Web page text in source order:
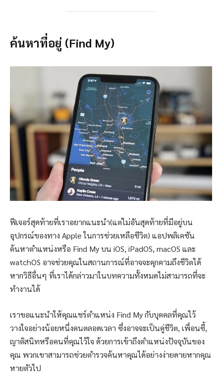
ค้นหาที่อยู่ (Find My)
ฟีเจอร์สุดท้ายที่เราอยากแนะนำ(แต่ไม่อันสุดท้ายที่มีอยู่บน
อุปกรณ์ของทาง Apple ในการช่วยเหลือชีวิต) แอปพลิเคชัน
ค้นหาตำแหน่งหรือ Find My บน iOS, iPadOS, macOS และ
watchOS อาจช่วยคุณในสถานการณ์ที่อาจจะคุกคามถึงชีวิตได้
หากวิธีอื่นๆ ที่เราได้กล่าวมาในบทความทั้งหมดไม่สามารถที่จะ
ทำงานได้
เราขอแนะนำให้คุณแชร์ตำแหน่ง Find My กับบุคคลที่คุณไว้
วางใจอย่างน้อยหนึ่งคนตลอดเวลา ซึ่งอาจจะเป็นคู่ชีวิต, เพื่อนซี้,
ญาติสนิทหรือคนที่คุณไว้ใจ ด้วยการเข้าถึงตำแหน่งปัจจุบันของ
คุณ พวกเขาสามารถช่วยตำรวจค้นหาคุณได้อย่างง่ายดายหากคุณ
หายตัวไป